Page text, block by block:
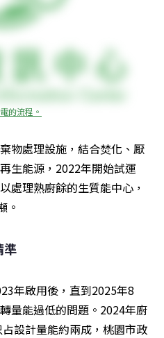
的流程。
物處理設施，結合焚化、厭
生能源，2022年開始試運
處理熟廚餘的生質能中心，
。
準
年啟用後，直到2025年8
量能過低的問題。2024年廚
設計量能約兩成，桃園市政